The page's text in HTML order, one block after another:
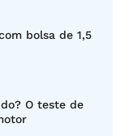
bolsa de 1,5
O teste de